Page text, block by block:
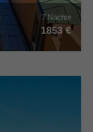
7 Nächte
1853 €